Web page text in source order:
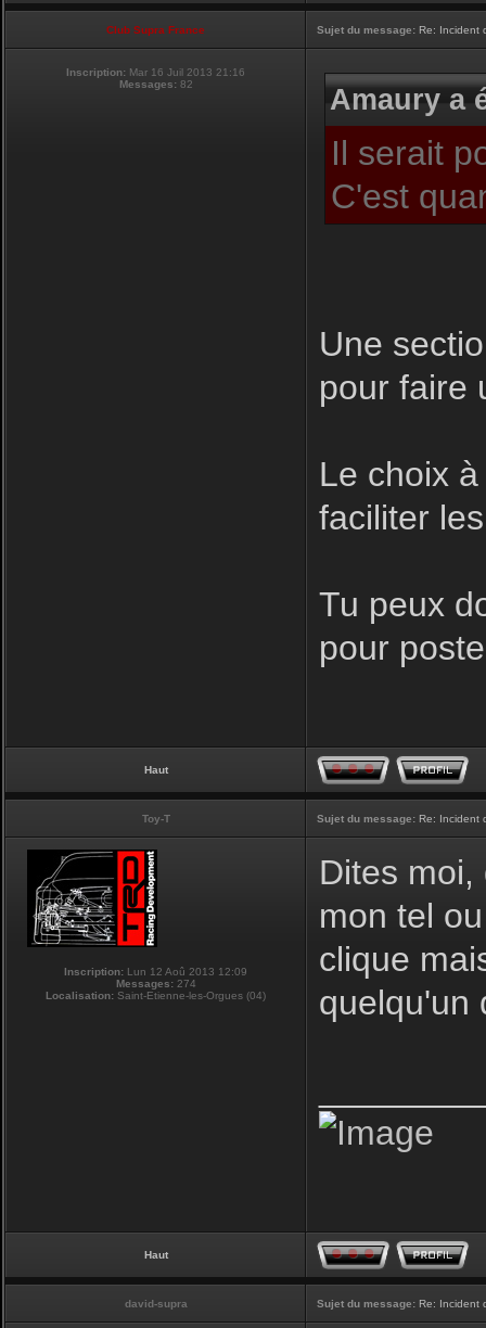
Club Supra France Sujet du message: Re: Incident
Inscription: Mar 16 Juil 2013 21:16
Messages:82 Amaury a
Il serait
C'est
Une
pour faire
Le choix
faciliter
Tu peux
pour
Haut
Toy-T Sujet du message: Re: Incident
Inscription: Lun 12 Aoû 2013 12:09
Messages:274
Localisation: Saint-Etienne-les-Orgues (04)
Dites
mon tel
clique
quelqu'un
Haut
david-supra Sujet du message: Re: Incident